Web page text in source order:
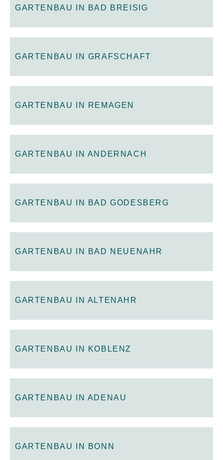
GARTENBAU IN BAD BREISIG
GARTENBAU IN GRAFSCHAFT
GARTENBAU IN REMAGEN
GARTENBAU IN ANDERNACH
GARTENBAU IN BAD GODESBERG
GARTENBAU IN BAD NEUENAHR
GARTENBAU IN ALTENAHR
GARTENBAU IN KOBLENZ
GARTENBAU IN ADENAU
GARTENBAU IN BONN